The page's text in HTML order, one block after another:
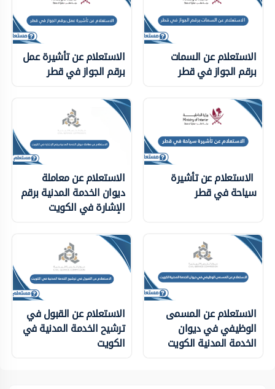
الاستعلام عن السمات
برقم الجواز في قطر
الاستعلام عن تأشيرة عمل
برقم الجواز في قطر
الاستعلام عن تأشيرة
سياحة في قطر
الاستعلام عن معاملة
ديوان الخدمة المدنية برقم
الإشارة في الكويت
الاستعلام عن المسمى
الوظيفي في ديوان
الخدمة المدنية الكويت
الاستعلام عن القبول في
ترشيح الخدمة المدنية في
الكويت